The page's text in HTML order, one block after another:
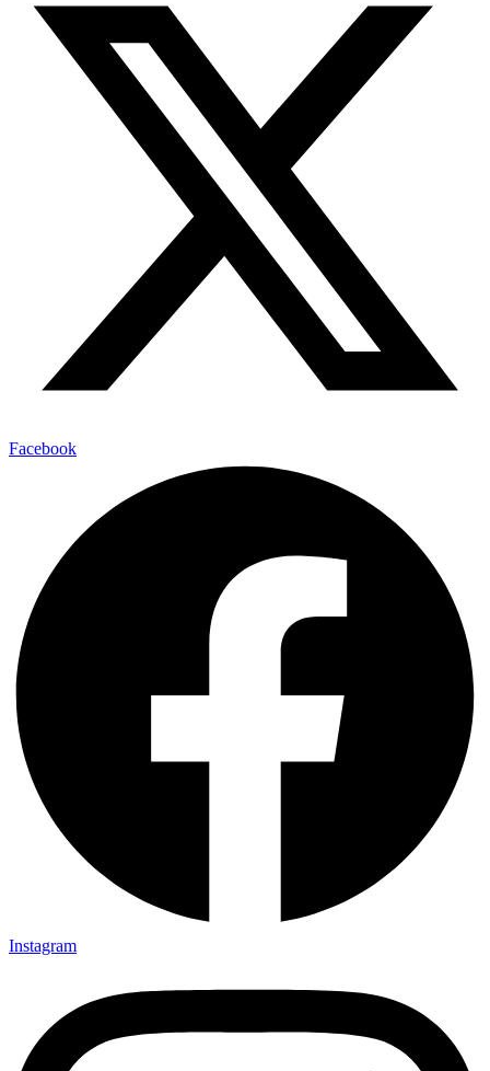
Facebook
Instagram